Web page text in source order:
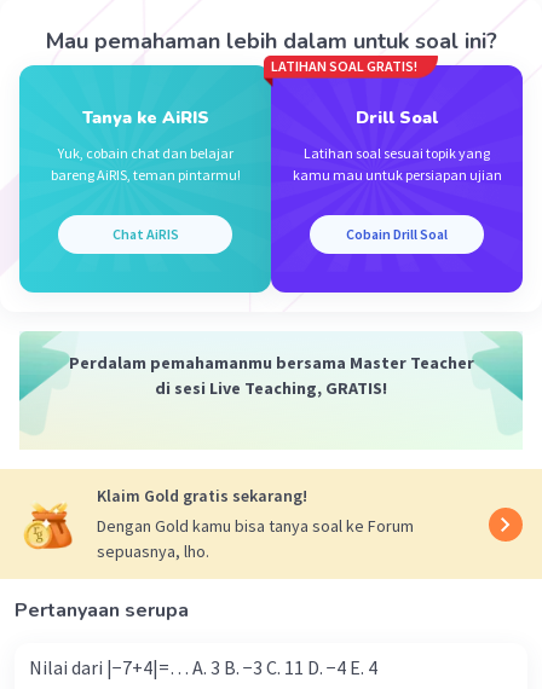
Mau pemahaman lebih dalam untuk soal ini?
Tanya ke AiRIS
Yuk, cobain chat dan belajar
bareng AiRIS, teman pintarmu!
Chat AiRIS
LATIHAN SOAL GRATIS!
Drill Soal
Latihan soal sesuai topik yang
kamu mau untuk persiapan ujian
Cobain Drill Soal
Perdalam pemahamanmu bersama Master Teacher
di sesi Live Teaching, GRATIS!
Klaim Gold gratis sekarang!
Dengan Gold kamu bisa tanya soal ke Forum
sepuasnya, lho.
Pertanyaan serupa
Nilai dari |−7+4|=… A. 3 B. −3 C. 11 D. −4 E. 4